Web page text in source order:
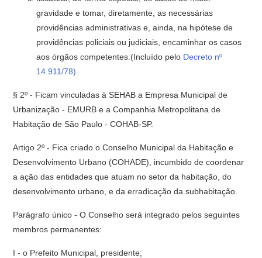
gravidade e tomar, diretamente, as necessárias
providências administrativas e, ainda, na hipótese de
providências policiais ou judiciais, encaminhar os casos
aos órgãos compe­tentes.(Incluído pelo Decreto nº
14.911/78)
§ 2º - Ficam vinculadas à SEHAB a Empresa Municipal de
Urbaniza­ção - EMURB e a Companhia Metropolitana de
Habitação de São Paulo - COHAB-SP.
Artigo 2º - Fica criado o Conselho Municipal da Habitação e
Desen­volvimento Urbano (COHADE), incumbido de coordenar
a ação das entida­des que atuam no setor da habitação, do
desenvolvimento urbano, e da erra­dicação da subhabitação.
Parágrafo único - O Conselho será integrado pelos seguintes
membros permanentes:
I - o Prefeito Municipal, presidente;